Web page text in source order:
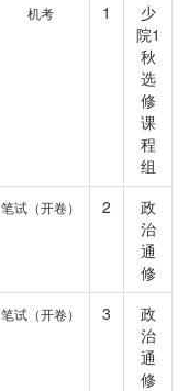
机考 1
少
院1
秋
选
修
课
程
组
笔试（开卷） 2
政
治
通
修
笔试（开卷） 3
政
治
通
修